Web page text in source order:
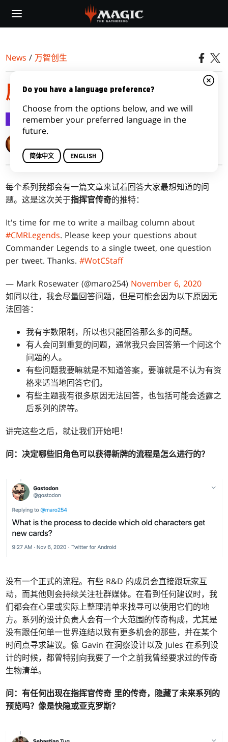
main
News / 万智创生
魔法五四三：指挥官传奇
万智创生 2020-12-01
每个系列我都会有一篇文章来试着回答大家最想知道的问
题。这是这次关于指挥官传奇的推特：
It's time for me to write a mailbag column about
#CMRLegends. Please keep your questions about
Commander Legends to a single tweet, one question
per tweet. Thanks.#WotCStaff
— Mark Rosewater (@maro254) November 6, 2020
如同以往，我会尽量回答问题，但是可能会因为以下原因无
法回答：
我有字数限制，所以也只能回答那么多的问题。
有人会问到重复的问题，通常我只会回答第一个问这个
问题的人。
有些问题我要嘛就是不知道答案，要嘛就是不认为有资
格来适当地回答它们。
有些主题我有很多原因无法回答，也包括可能会透露之
后系列的牌等。
讲完这些之后，就让我们开始吧！
问：决定哪些旧角色可以获得新牌的流程是怎么进行的？
没有一个正式的流程。有些 R&D 的成员会直接跟玩家互
动，而其他则会持续关注社群媒体。在看到任何建议时，我
们都会在心里或实际上整理清单来找寻可以使用它们的地
方。系列的设计负责人会有一个大范围的传奇构成，尤其是
没有跟任何单一世界连结以致有更多机会的那些，并在某个
时间点寻求建议。像 Gavin 在洞察设计以及 Jules 在系列设
计的时候，都曾特别向我要了一个之前我曾经要求过的传奇
生物清单。
问：有任何出现在指挥官传奇 里的传奇，隐藏了未来系列的
预览吗？像是快隐或亚克罗斯？
Do you have a language preference?
Choose from the options below, and we will
remember your preferred language in the
future.
简体中文 ENGLISH